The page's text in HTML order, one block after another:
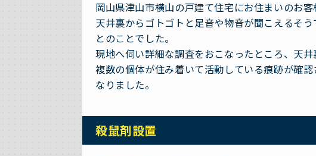
岡山県津山市横山の戸建て住宅にお住まいのお
天井裏からゴトゴトと足音や物音が聞こえるそ
とのことでした。
現地へ伺い詳細な調査をおこなったところ、天
複数の個体が住み着いて活動している痕跡が確
なりました。
殺鼠剤設置